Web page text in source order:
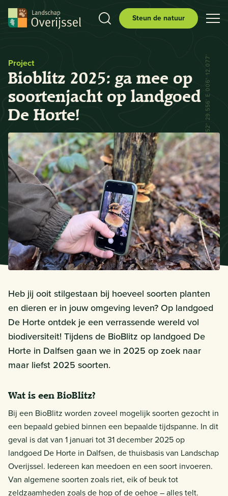
Steun de natuur
Project
Bioblitz 2025: ga mee op
soortenjacht op landgoed
De Horte!
N 52° 29.556' E 006° 12.077'
Heb jij ooit stilgestaan bij hoeveel soorten planten
en dieren er in jouw omgeving leven? Op landgoed
De Horte ontdek je een verrassende wereld vol
biodiversiteit! Tijdens de BioBlitz op landgoed De
Horte in Dalfsen gaan we in 2025 op zoek naar
maar liefst 2025 soorten.
Wat is een BioBlitz?
Bij een BioBlitz worden zoveel mogelijk soorten gezocht in
een bepaald gebied binnen een bepaalde tijdspanne. In dit
geval is dat van 1 januari tot 31 december 2025 op
landgoed De Horte in Dalfsen, de thuisbasis van Landschap
Overijssel. Iedereen kan meedoen en een soort invoeren.
Van algemene soorten zoals riet, eik of beuk tot
zeldzaamheden zoals de hop of de oehoe – alles telt.